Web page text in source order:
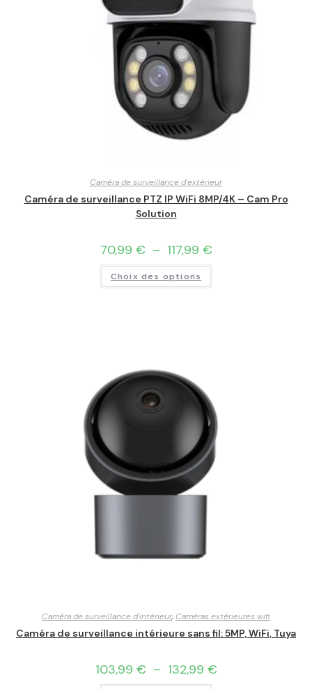
Caméra de surveillance d'extérieur
Caméra de surveillance PTZ IP WiFi 8MP/4K – Cam Pro
Solution
70,99 € – 117,99 €
Choix des options
Caméra de surveillance d'intérieur, Caméras extérieures wifi
Caméra de surveillance intérieure sans fil: 5MP, WiFi, Tuya
103,99 € – 132,99 €